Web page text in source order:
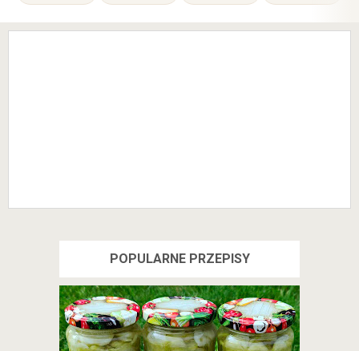
na gościach
tradycyjnych
obiadu
POPULARNE PRZEPISY